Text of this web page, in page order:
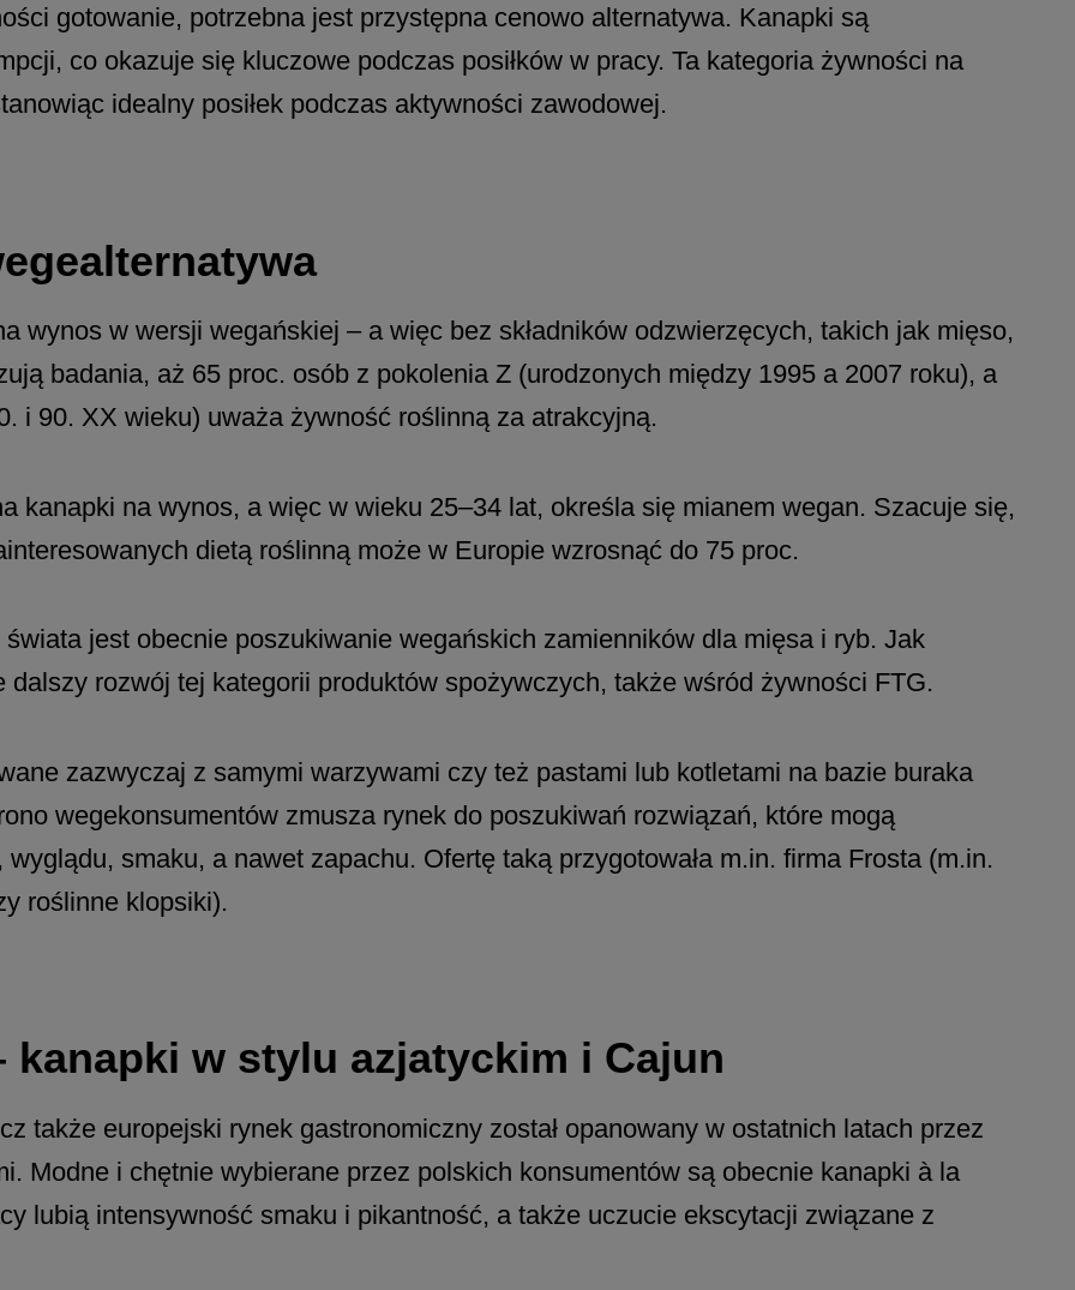
gotowanie, potrzebna jest przystępna cenowo alternatywa. Kanapki są
co okazuje się kluczowe podczas posiłków w pracy. Ta kategoria żywności na
idealny posiłek podczas aktywności zawodowej.
wynos w wersji wegańskiej – a więc bez składników odzwierzęcych, takich jak mięso,
badania, aż 65 proc. osób z pokolenia Z (urodzonych między 1995 a 2007 roku), a
i 90. XX wieku) uważa żywność roślinną za atrakcyjną.
kanapki na wynos, a więc w wieku 25–34 lat, określa się mianem wegan. Szacuje się,
dietą roślinną może w Europie wzrosnąć do 75 proc.
jest obecnie poszukiwanie wegańskich zamienników dla mięsa i ryb. Jak
rozwój tej kategorii produktów spożywczych, także wśród żywności FTG.
zazwyczaj z samymi warzywami czy też pastami lub kotletami na bazie buraka
wegekonsumentów zmusza rynek do poszukiwań rozwiązań, które mogą
smaku, a nawet zapachu. Ofertę taką przygotowała m.in. firma Frosta (m.in.
roślinne klopsiki).
w stylu azjatyckim i Cajun
także europejski rynek gastronomiczny został opanowany w ostatnich latach przez
Modne i chętnie wybierane przez polskich konsumentów są obecnie kanapki à la
lubią intensywność smaku i pikantność, a także uczucie ekscytacji związane z